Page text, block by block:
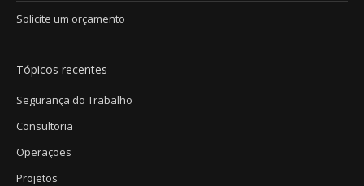
Solicite um orçamento
Tópicos recentes
Segurança do Trabalho
Consultoria
Operações
Projetos